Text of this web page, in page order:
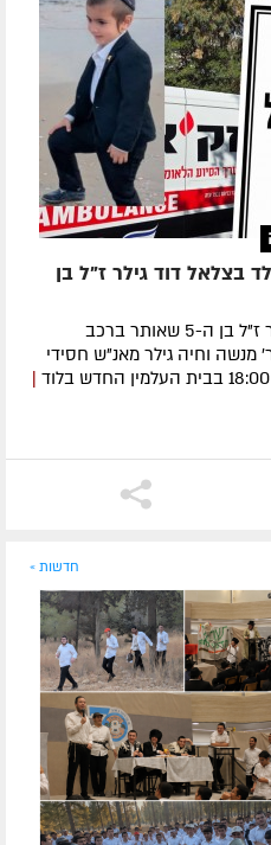
בצלאל דוד גילר ז"ל בן
הלווייתו של הילד בצלאל דוד גילר ז"ל בן ה-5 שאותר ברכב
מנשה וחיה גילר מאנ"ש חסידי
חדשות »